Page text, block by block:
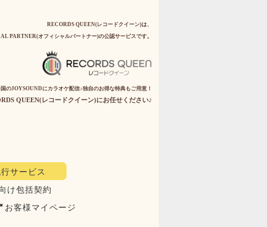
RECORDS QUEEN(レコードクイーン)は、
PARTNER(オフィシャルパートナー)の公認サービスです。
のJOYSOUNDにカラオケ配信♪独自のお得な特典もご用意！
QUEEN(レコードクイーン)にお任せください♪
サービス
け包括契約
お客様マイページ